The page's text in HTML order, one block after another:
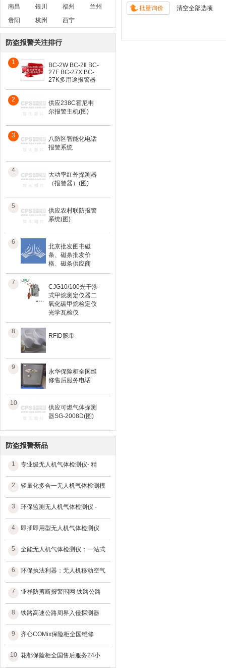
南昌
银川 福州
兰州
贵阳
杭州 西宁
防盗报警关注排行
1
BC-2W BC-2Ⅱ BC-
27F BC-27X BC-
27K多用途报警器
2
供应238C霍尼韦
尔报警主机(图)
3
八防区智能化电话
报警系统
4
大功率红外探测器
（报警器）(图)
5
供应农村联防报警
系统(图)
6
北京批发图书磁
条、磁条批发价
格、磁条供应商
7
CJG10/100光干涉
式甲烷测定仪器二
氧化碳甲烷检定仪
光学瓦检仪
8
RFID腕带
9
永华保险柜全国维
修售后服务电话
10
供应可燃气体探测
器SG-2008D(图)
防盗报警新品
1 专业级无人机气体检测仪- 精
2 轻量化多合一无人机气体检测模
3 环保监测无人机气体检测仪 -
4 即插即用型无人机气体检测仪
5 全能无人机气体检测仪：一站式
6 环保执法利器：无人机移动空气
7 业祥防剪断报警围网 铁路公路
8 铁路高速公路周界入侵探测器
9 齐心COMix保险柜全国维修
10 花都保险柜全国售后服务24小